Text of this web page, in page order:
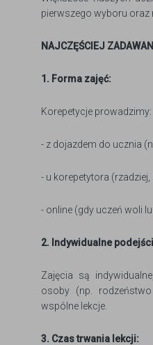
pierwszego wyboru oraz
NAJCZĘŚCIEJ
1. Forma zajęć:
Korepetycje prowadzimy:
- z dojazdem do ucznia
- u korepetytora (rzadziej,
- online (gdy uczeń woli
2. Indywidualne
Zajęcia są
osoby (np.
wspólne lekcje.
3. Czas trwania lekcji: